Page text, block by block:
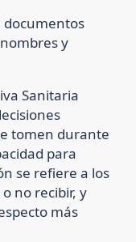
documentos
y
Sanitaria
tomen durante
para
se refiere a los
no recibir, y
más